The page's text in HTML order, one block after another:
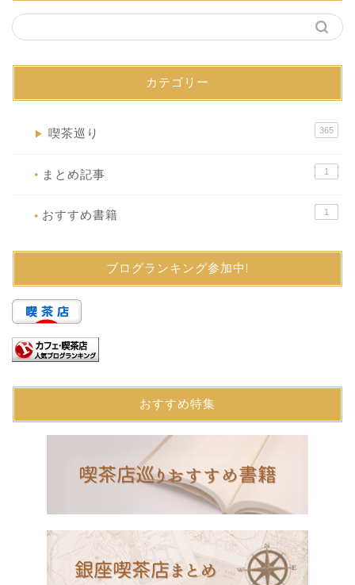
カテゴリー
▶ 喫茶巡り 365
● まとめ記事 1
● おすすめ書籍 1
ブログランキング参加中!
おすすめ特集